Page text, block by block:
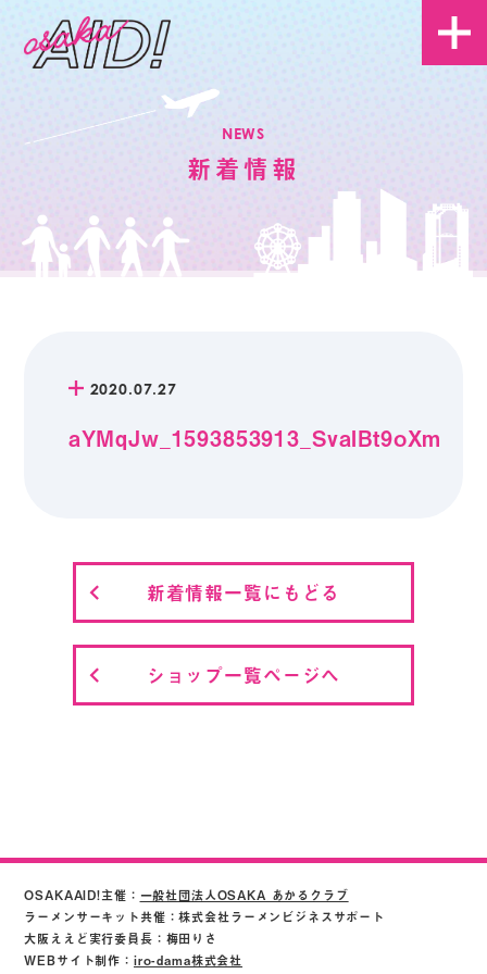
NEWS
新着情報
2020.07.27
aYMqJw_1593853913_SvaIBt9oXm
新着情報一覧にもどる
ショップ一覧ページへ
OSAKAAID!主催： 一般社団法人OSAKA あかるクラブ
ラーメンサーキット共催：株式会社ラーメンビジネスサポート
大阪ええど実行委員長：梅田りさ
WEBサイト制作： iro-dama株式会社